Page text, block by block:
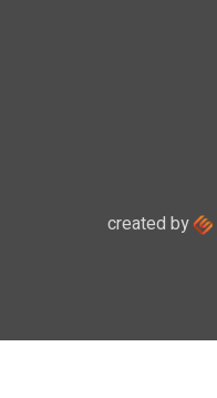
created by